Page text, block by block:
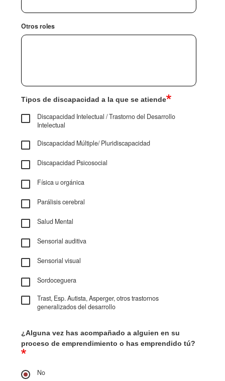
Otros roles
Tipos de discapacidad a la que se atiende
Discapacidad Intelectual / Trastorno del Desarrollo
Intelectual
Discapacidad Múltiple/ Pluridiscapacidad
Discapacidad Psicosocial
Física u orgánica
Parálisis cerebral
Salud Mental
Sensorial auditiva
Sensorial visual
Sordoceguera
Trast, Esp. Autista, Asperger, otros trastornos
generalizados del desarrollo
¿Alguna vez has acompañado a alguien en su
proceso de emprendimiento o has emprendido tú?
No